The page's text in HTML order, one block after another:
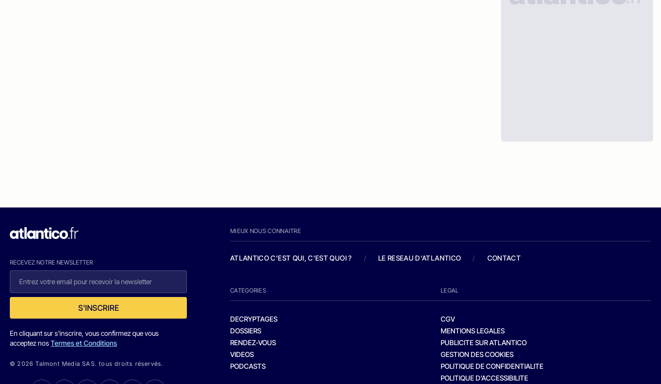
RECEVEZ NOTRE NEWSLETTER
S'INSCRIRE
En cliquant sur s'inscrire, vous confirmez que vous
acceptez nosTermes et Conditions
© 2026 Talmont Media SAS. tous droits réservés.
MIEUX NOUS CONNAITRE
ATLANTICO C'EST QUI, C'EST QUOI ? / LE RESEAU D'ATLANTICO / CONTACT
CATEGORIES
DECRYPTAGES
DOSSIERS
RENDEZ-VOUS
VIDEOS
PODCASTS
LEGAL
CGV
MENTIONS LEGALES
PUBLICITE SUR ATLANTICO
GESTION DES COOKIES
POLITIQUE DE CONFIDENTIALITE
POLITIQUE D’ACCESSIBILITE